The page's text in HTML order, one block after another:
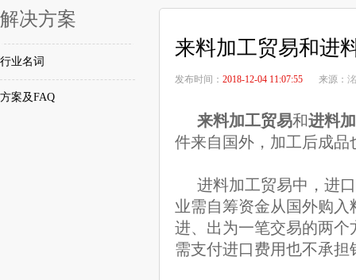
洺诚国际物流2024年国庆节放假安排的通知
2024年五一国际劳动节放假安排的通知[2024-04-23]
洺诚国际物流2026年5.1国际劳动节放假安排
解决方案
行业名词
方案及FAQ
来料加工贸易和进
发布时间： 2018-12-04 11:07:55 来源：
来料加工贸易和进料
件来自国外，加工后成
进料加工贸易中，进
业需自筹资金从国外购
进、出为一笔交易的两
需支付进口费用也不承担